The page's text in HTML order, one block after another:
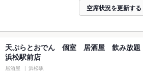
空席状況を更新する
天ぷらとおでん 個室 居酒屋 飲み放
浜松駅前店
居酒屋 浜松駅